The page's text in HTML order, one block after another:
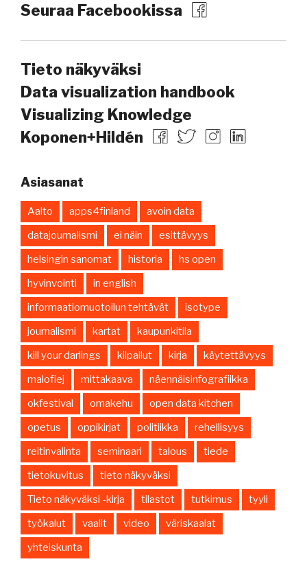
Seuraa Facebookissa
Tieto näkyväksi
Data visualization handbook
Visualizing Knowledge
Koponen+Hildén
Asiasanat
Aalto apps4finland
avoin data
datajournalismi
ei näin
esittävyys
helsingin sanomat
historia
hs open
hyvinvointi
in english
informaatiomuotoilun tehtävät
isotype
journalismi
kartat
kaupunkitila
kill your darlings
kilpailut kirja
käytettävyys
malofiej
mittakaava
näennäisinfografiikka
okfestival
omakehu
open data kitchen
opetus
oppikirjat politiikka
rehellisyys
reitinvalinta
seminaari talous
tiede
tietokuvitus
tieto näkyväksi
Tieto näkyväksi -kirja
tilastot tutkimus
tyyli
työkalut
vaalit video
väriskaalat
yhteiskunta